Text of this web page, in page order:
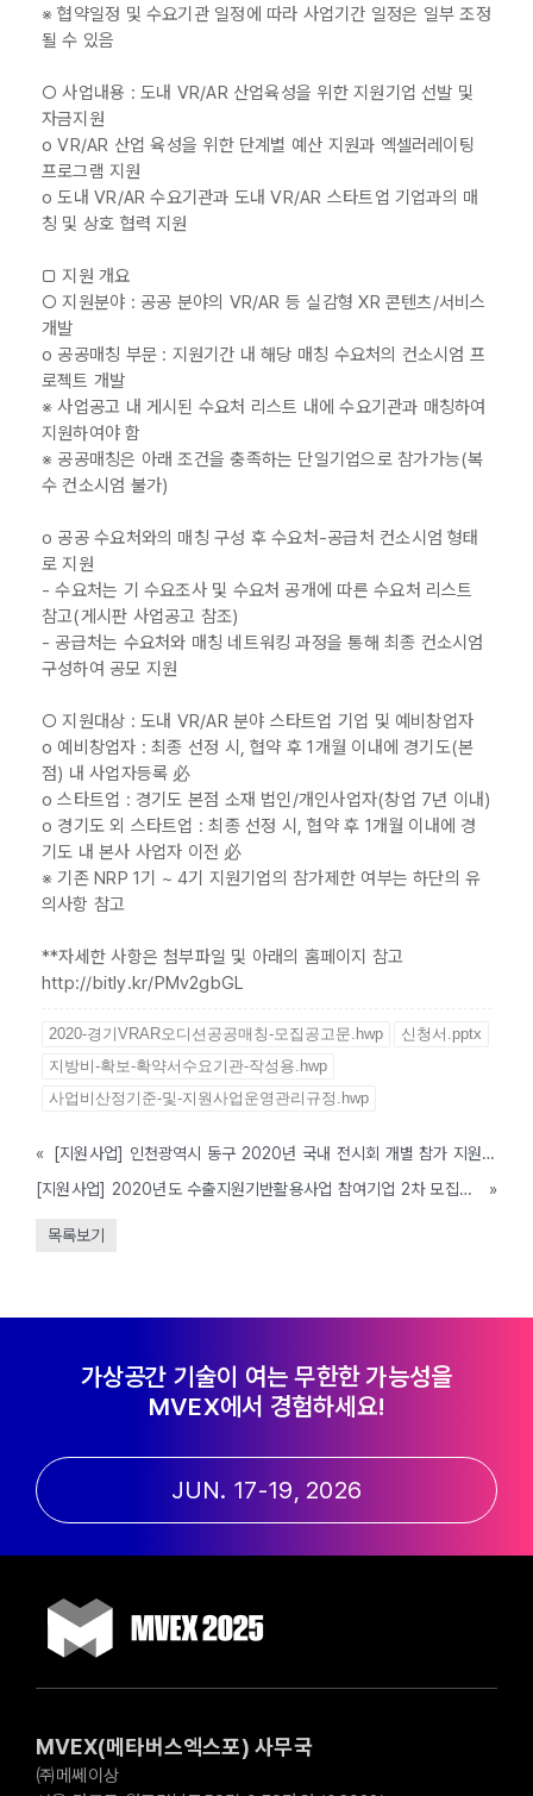
※ 협약일정 및 수요기관 일정에 따라 사업기간 일정은 일부 조정
될 수 있음
○ 사업내용 : 도내 VR/AR 산업육성을 위한 지원기업 선발 및
자금지원
o VR/AR 산업 육성을 위한 단계별 예산 지원과 엑셀러레이팅
프로그램 지원
o 도내 VR/AR 수요기관과 도내 VR/AR 스타트업 기업과의 매
칭 및 상호 협력 지원
□ 지원 개요
○ 지원분야 : 공공 분야의 VR/AR 등 실감형 XR 콘텐츠/서비스
개발
o 공공매칭 부문 : 지원기간 내 해당 매칭 수요처의 컨소시엄 프
로젝트 개발
※ 사업공고 내 게시된 수요처 리스트 내에 수요기관과 매칭하여
지원하여야 함
※ 공공매칭은 아래 조건을 충족하는 단일기업으로 참가가능(복
수 컨소시엄 불가)
o 공공 수요처와의 매칭 구성 후 수요처-공급처 컨소시엄 형태
로 지원
- 수요처는 기 수요조사 및 수요처 공개에 따른 수요처 리스트
참고(게시판 사업공고 참조)
- 공급처는 수요처와 매칭 네트워킹 과정을 통해 최종 컨소시엄
구성하여 공모 지원
○ 지원대상 : 도내 VR/AR 분야 스타트업 기업 및 예비창업자
o 예비창업자 : 최종 선정 시, 협약 후 1개월 이내에 경기도(본
점) 내 사업자등록 必
o 스타트업 : 경기도 본점 소재 법인/개인사업자(창업 7년 이내)
o 경기도 외 스타트업 : 최종 선정 시, 협약 후 1개월 이내에 경
기도 내 본사 사업자 이전 必
※ 기존 NRP 1기 ~ 4기 지원기업의 참가제한 여부는 하단의 유
의사항 참고
**자세한 사항은 첨부파일 및 아래의 홈페이지 참고
http://bitly.kr/PMv2gbGL
2020-경기VRAR오디션공공매칭-모집공고문.hwp
신청서.pptx
지방비-확보-확약서수요기관-작성용.hwp
사업비산정기준-및-지원사업운영관리규정.hwp
«
[지원사업] 인천광역시 동구 2020년 국내 전시회 개별 참가 지원 안내
[지원사업] 2020년도 수출지원기반활용사업 참여기업 2차 모집공고
»
목록보기
가상공간 기술이 여는 무한한 가능성을
MVEX에서 경험하세요!
JUN. 17-19, 2026
MVEX(메타버스엑스포) 사무국
㈜메쎄이상